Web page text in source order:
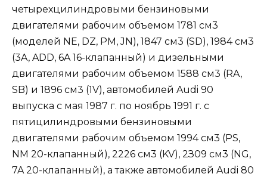
четырехцилиндровыми бензиновыми
двигателями рабочим объемом 1781 см3
(моделей NE, DZ, РМ, JN), 1847 см3 (SD), 1984 см3
(3A, ADD, 6A 16-клапанный) и дизельными
двигателями рабочим объемом 1588 см3 (RA,
SB) и 1896 см3 (1V), автомобилей Audi 90
выпуска с мая 1987 г. по ноябрь 1991 г. с
пятицилиндровыми бензиновыми
двигателями рабочим объемом 1994 см3 (PS,
NM 20-клапанный), 2226 см3 (KV), 2З09 см3 (NG,
7A 20-клапанный), а также автомобилей Audi 80